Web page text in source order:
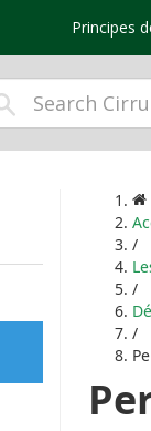
Principes
/
/
/